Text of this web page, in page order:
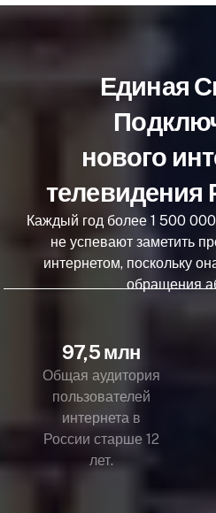
Единая
нового
телевидения
Каждый год более 1 500
не успевают заметить
интернетом, поскольку
обращения
97,5 млн
Общая аудитория
пользователей
интернета в
России старше 12
лет.